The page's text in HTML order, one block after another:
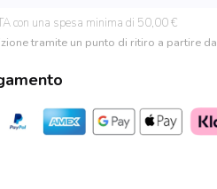
con una spesa minima di 50,00 €
tramite un punto di ritiro a partire da